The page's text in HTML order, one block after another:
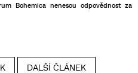
Bohemica nenesou odpovědnost za
DALŠÍ ČLÁNEK